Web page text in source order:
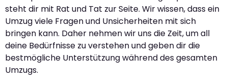
steht dir mit Rat und Tat zur Seite. Wir wissen, dass ein
Umzug viele Fragen und Unsicherheiten mit sich
bringen kann. Daher nehmen wir uns die Zeit, um all
deine Bedürfnisse zu verstehen und geben dir die
bestmögliche Unterstützung während des gesamten
Umzugs.